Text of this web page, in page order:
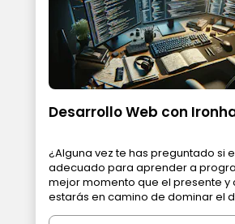
Desarrollo Web con
¿Alguna vez te has preguntado si
adecuado para aprender a
mejor momento que el presente y
estarás en camino de dominar el